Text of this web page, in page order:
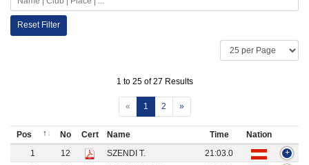
Reset Filter
1 to 25 of 27 Results
« 1 2 »
Pos No Cert Name Time
Nation
1
12 SZENDI T. 21:03.0
+